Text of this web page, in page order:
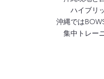
ハイブリ
沖縄では
集中トレー